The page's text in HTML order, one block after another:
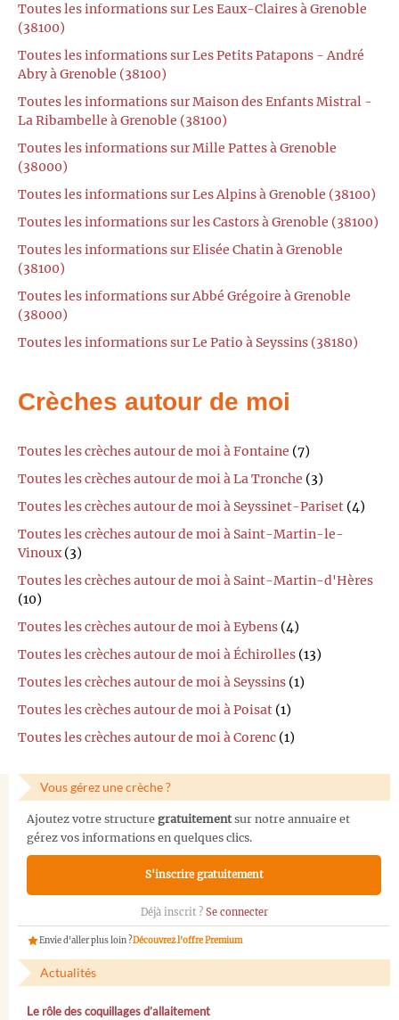
Toutes les informations sur Les Eaux-Claires à Grenoble
(38100)
Toutes les informations sur Les Petits Patapons - André
Abry à Grenoble (38100)
Toutes les informations sur Maison des Enfants Mistral -
La Ribambelle à Grenoble (38100)
Toutes les informations sur Mille Pattes à Grenoble
(38000)
Toutes les informations sur Les Alpins à Grenoble (38100)
Toutes les informations sur les Castors à Grenoble (38100)
Toutes les informations sur Elisée Chatin à Grenoble
(38100)
Toutes les informations sur Abbé Grégoire à Grenoble
(38000)
Toutes les informations sur Le Patio à Seyssins (38180)
Crèches autour de moi
Toutes les crèches autour de moi à Fontaine (7)
Toutes les crèches autour de moi à La Tronche (3)
Toutes les crèches autour de moi à Seyssinet-Pariset (4)
Toutes les crèches autour de moi à Saint-Martin-le-
Vinoux(3)
Toutes les crèches autour de moi à Saint-Martin-d'Hères
(10)
Toutes les crèches autour de moi à Eybens (4)
Toutes les crèches autour de moi à Échirolles (13)
Toutes les crèches autour de moi à Seyssins (1)
Toutes les crèches autour de moi à Poisat (1)
Toutes les crèches autour de moi à Corenc (1)
Vous gérez une crèche ?
Ajoutez votre structure gratuitementsur notre annuaire et
gérez vos informations en quelques clics.
S'inscrire gratuitement
Déjà inscrit ? Se connecter
Envie d'aller plus loin ?Découvrez l'offre Premium
Actualités
Le rôle des coquillages d’allaitement